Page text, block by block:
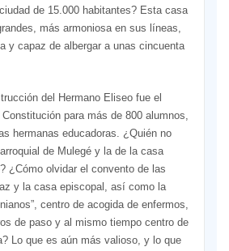
de 15.000 habitantes? Esta casa
más armoniosa en sus líneas,
y capaz de albergar a unas cincuenta
del Hermano Eliseo fue el
para más de 800 alumnos,
hermanas educadoras. ¿Quién no
de Mulegé y la de la casa
¿Cómo olvidar el convento de las
y la casa episcopal, así como la
centro de acogida de enfermos,
de paso y al mismo tiempo centro de
Lo que es aún más valioso, y lo que